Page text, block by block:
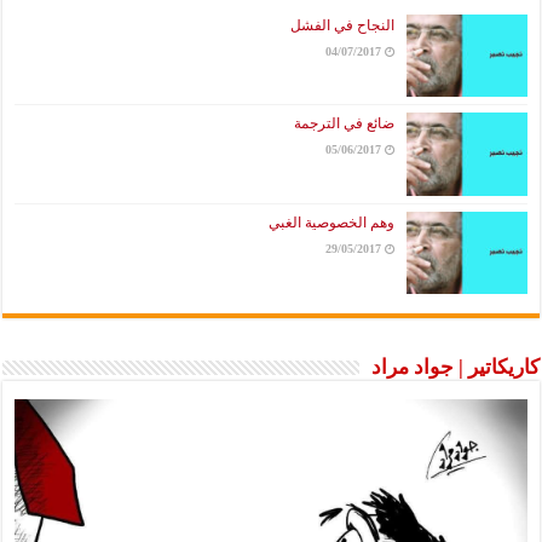
النجاح في الفشل
04/07/2017
ضائع في الترجمة
05/06/2017
وهم الخصوصية الغبي
29/05/2017
كاريكاتير | جواد مراد